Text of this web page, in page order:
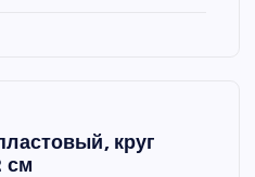
круг
см